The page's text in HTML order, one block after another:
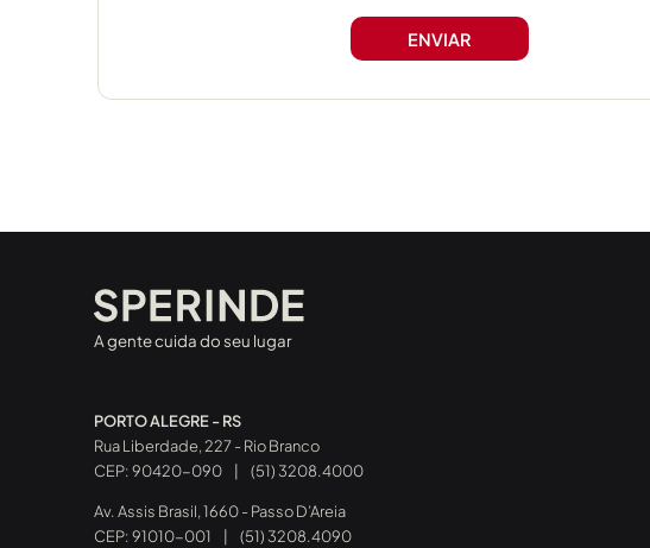
A gente cuida do seu lugar
PORTO ALEGRE - RS
Rua Liberdade, 227 - Rio Branco
CEP: 90420-090
(51) 3208.4000
Av. Assis Brasil, 1660 - Passo D’Areia
CEP: 91010-001
(51) 3208.4090